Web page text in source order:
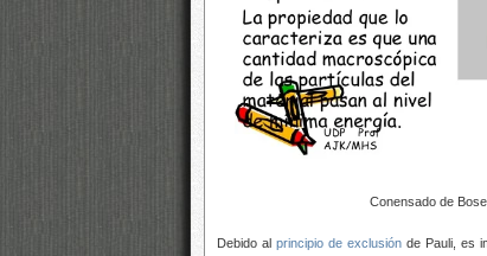
Conensado de
Debido al principio de exclusiónde Pauli, es